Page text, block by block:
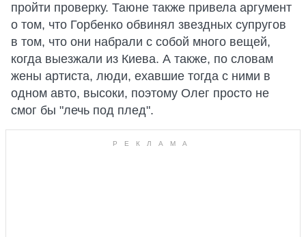
пройти проверку. Таюне также привела аргумент
о том, что Горбенко обвинял звездных супругов
в том, что они набрали с собой много вещей,
когда выезжали из Киева. А также, по словам
жены артиста, люди, ехавшие тогда с ними в
одном авто, высоки, поэтому Олег просто не
смог бы "лечь под плед".